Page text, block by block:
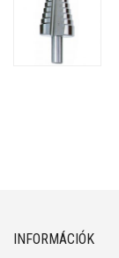
INFORMÁCIÓK